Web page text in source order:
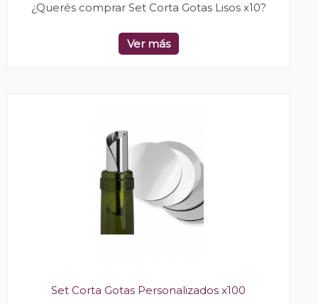
¿Querés comprar Set Corta Gotas Lisos x10?
Ver más
Set Corta Gotas Personalizados x100